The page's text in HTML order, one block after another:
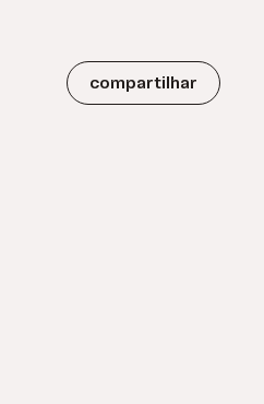
compartilhar